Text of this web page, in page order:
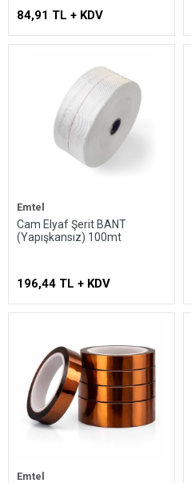
84,91 TL + KDV
Emtel
Cam Elyaf Şerit BANT
(Yapışkansız) 100mt
196,44 TL + KDV
Emtel